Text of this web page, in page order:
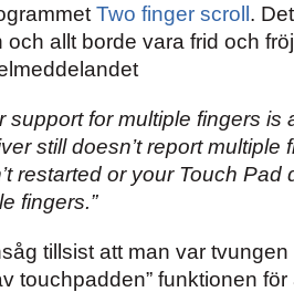
Two finger scroll.
och allt borde vara frid och
support for multiple fingers
still doesn’t report multiple
restarted or your Touch Pad
fingers.”
tillsist att man var
touchpadden” funktionen